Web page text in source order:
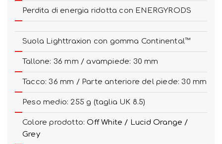
Perdita di energia ridotta con ENERGYRODS
Suola Lighttraxion con gomma Continental™
Tallone: 36 mm / avampiede: 30 mm
Tacco: 36 mm / Parte anteriore del piede: 30 mm
Peso medio: 255 g (taglia UK 8.5)
Colore prodotto:Off White / Lucid Orange /
Grey